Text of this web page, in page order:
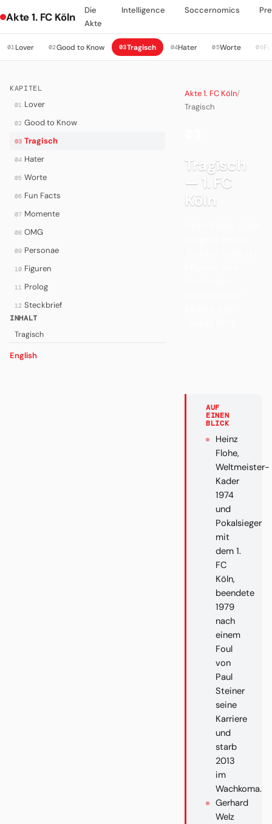
Akte 1. FC Köln
Die
Akte
Intelligence Soccernomics
01Lover 02Good to Know 03Tragisch 04Hater 05Worte 06
KAPITEL
01 Lover
02 Good to Know
03 Tragisch
04 Hater
05 Worte
06 Fun Facts
07 Momente
08 OMG
09 Personae
10 Figuren
11 Prolog
12 Steckbrief
INHALT
Tragisch
English
Akte 1. FC Köln/
Tragisch
Tragisch
— 1. FC
Köln
AUF
EINEN
BLICK
Heinz
Flohe,
Weltmeister-
Kader
1974
und
Pokalsieger
mit
dem 1.
FC
Köln,
beendete
1979
nach
einem
Foul
von
Paul
Steiner
seine
Karriere
und
starb
2013
im
Wachkoma.
Gerhard
Welz